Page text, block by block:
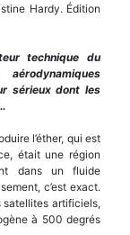
Hardy. Édition
technique du
aérodynamiques
sérieux dont les
l’éther, qui est
était une région
dans un fluide
c’est exact.
satellites artificiels,
à 500 degrés